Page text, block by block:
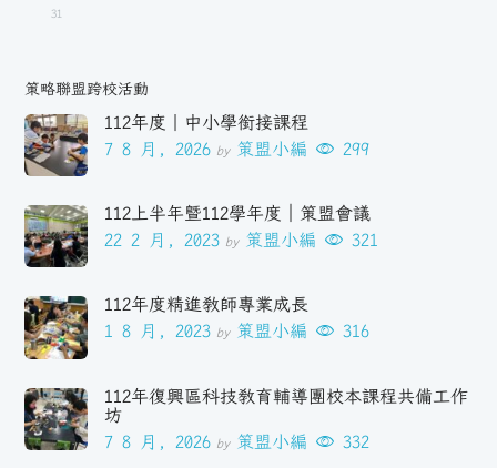
31
策略聯盟跨校活動
112年度｜中小學銜接課程
7 8 月, 2026 by 策盟小編 299
112上半年暨112學年度｜策盟會議
22 2 月, 2023 by 策盟小編 321
112年度精進教師專業成長
1 8 月, 2023 by 策盟小編 316
112年復興區科技教育輔導團校本課程共備工作
坊
7 8 月, 2026 by 策盟小編 332